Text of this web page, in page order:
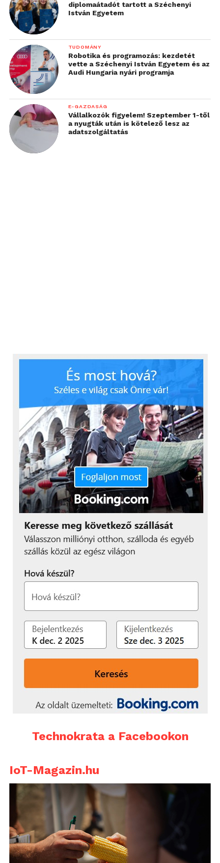
diplomaátadót tartott a Széchenyi
István Egyetem
TUDOMÁNY
Robotika és programozás: kezdetét
vette a Széchenyi István Egyetem és az
Audi Hungaria nyári programja
E-GAZDASÁG
Vállalkozók figyelem! Szeptember 1-től
a nyugták után is kötelező lesz az
adatszolgáltatás
Technokrata a Facebookon
IoT-Magazin.hu